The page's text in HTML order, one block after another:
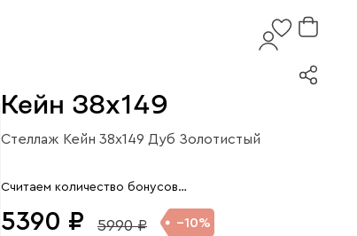
Кейн 38x149
Стеллаж Кейн 38x149 Дуб Золотистый
Считаем количество бонусов…
5390 5990 10